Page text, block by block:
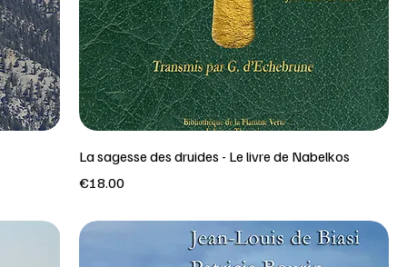
La sagesse des druides - Le livre de Nabelkos
Price
€18.00